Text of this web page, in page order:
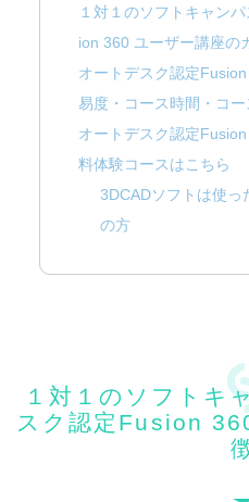
１対１のソフトキャン
ion 360 ユーザー講座の
オートデスク認定
易度・コース時間・コー
オートデスク認定
料体験コースはこちら
3DCADソフトは使っ
の方
１対１のソフトキ
スク認定Fusion